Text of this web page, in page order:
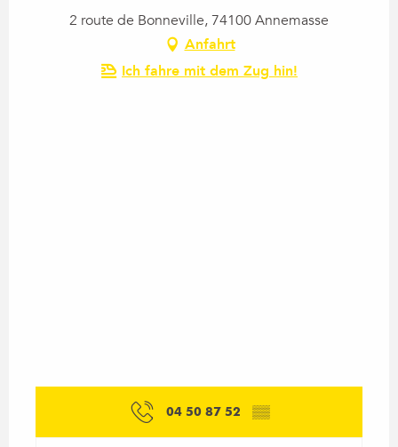
2 route de Bonneville, 74100 Annemasse
Anfahrt
Ich fahre mit dem Zug hin!
04 50 87 52 ▒▒